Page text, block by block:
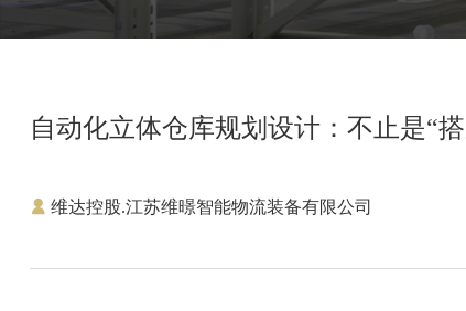
自动化立体仓库规划设计：不止是“
维达控股.江苏维暻智能物流装备有限公司